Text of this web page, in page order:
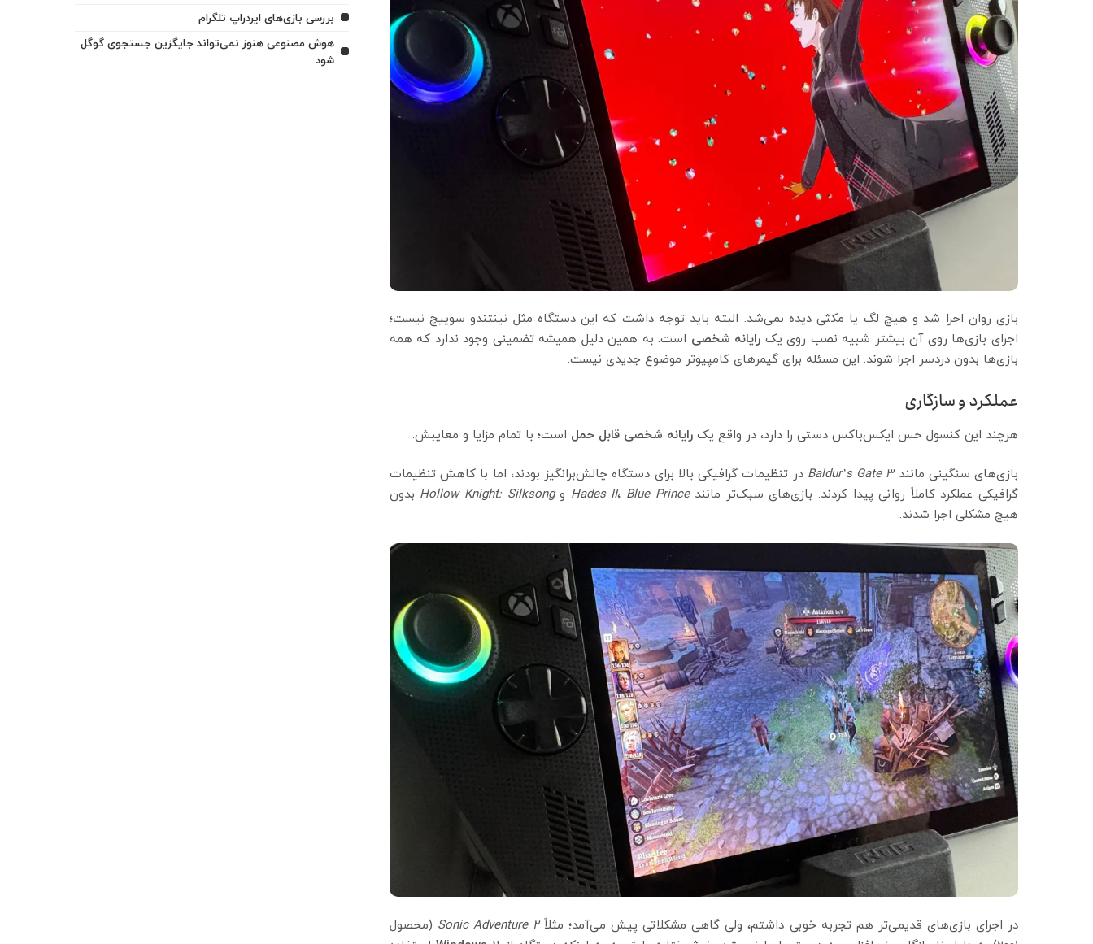
بازی روان اجرا شد و هیچ لگ یا مکثی دیده نمی‌شد. البته باید توجه داشت که این دستگاه مثل نینتندو سوییچ نیست؛
اجرای بازی‌ها روی آن بیشتر شبیه نصب روی یک رایانه شخصی است. به همین دلیل همیشه تضمینی وجود ندارد که همه
بازی‌ها بدون دردسر اجرا شوند. این مسئله برای گیمرهای کامپیوتر موضوع جدیدی نیست.
عملکرد و سازگاری
هرچند این کنسول حس ایکس‌باکس دستی را دارد، در واقع یک رایانه شخصی قابل حمل است؛ با تمام مزایا و معایبش.
بازی‌های سنگینی مانندBaldur’s Gate 3 در تنظیمات گرافیکی بالا برای دستگاه چالش‌برانگیز بودند، اما با کاهش تنظیمات
گرافیکی عملکرد کاملاً روانی پیدا کردند. بازی‌های سبک‌تر مانند
Hades II، Blue Prince وHollow Knight: Silksong بدون
هیچ مشکلی اجرا شدند.
در اجرای بازی‌های قدیمی‌تر هم تجربه خوبی داشتم، ولی گاهی مشکلاتی پیش می‌آمد؛ مثلاًSonic Adventure 2 (محصول
بررسی بازی‌های ایردراپ تلگرام
هوش مصنوعی هنوز نمی‌تواند جایگزین جستجوی گوگل
شود